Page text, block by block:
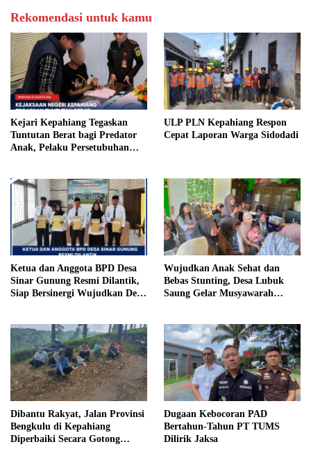
Rekomendasi untuk kamu
Kejari Kepahiang Tegaskan
Tuntutan Berat bagi Predator
Anak, Pelaku Persetubuhan
Penjara
ULP PLN Kepahiang Respon
Cepat Laporan Warga Sidodadi
Ketua dan Anggota BPD Desa
Sinar Gunung Resmi Dilantik,
Siap Bersinergi Wujudkan Desa
Wujudkan Anak Sehat dan
Bebas Stunting, Desa Lubuk
Saung Gelar Musyawarah
Dibantu Rakyat, Jalan Provinsi
Bengkulu di Kepahiang
Diperbaiki Secara Gotong
Dugaan Kebocoran PAD
Bertahun-Tahun PT TUMS
Dilirik Jaksa